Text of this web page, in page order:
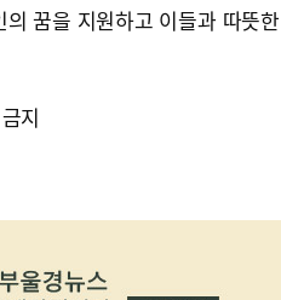
꿈을 지원하고 이들과 따뜻한
지